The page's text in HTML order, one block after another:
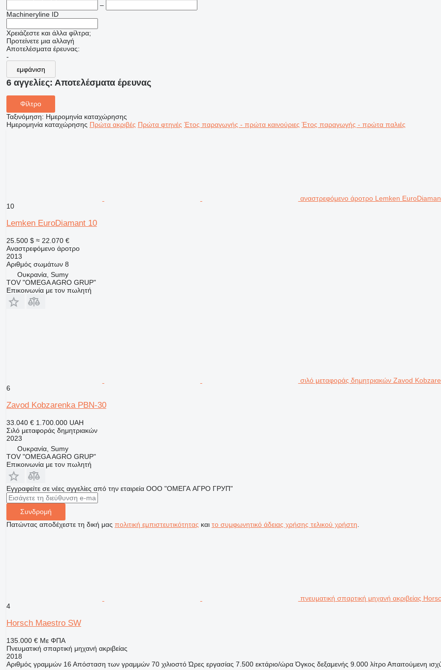
–
Machineryline ID
Χρειάζεστε και άλλα φίλτρα;
Προτείνετε μια αλλαγή
Αποτελέσματα έρευνας:
-
εμφάνιση
6 αγγελίες: Αποτελέσματα έρευνας
Φίλτρο
Ταξινόμηση: Ημερομηνία καταχώρησης
Ημερομηνία καταχώρησης Πρώτα ακριβές Πρώτα φτηνές Έτος παραγωγής - πρώτα καινούριες Έτος παραγωγής - πρώτα παλιές
αναστρεφόμενο άροτρο Lemken
10
Lemken EuroDiamant 10
25.500 $ ≈ 22.070 €
Αναστρεφόμενο άροτρο
2013
Αριθμός σωμάτων 8
Ουκρανία, Sumy
TOV "OMEGA AGRO GRUP"
Επικοινωνία με τον πωλητή
σιλό μεταφοράς δημητριακών Zavod
6
Zavod Kobzarenka PBN-30
33.040 € 1.700.000 UAH
Σιλό μεταφοράς δημητριακών
2023
Ουκρανία, Sumy
TOV "OMEGA AGRO GRUP"
Επικοινωνία με τον πωλητή
Εγγραφείτε σε νέες αγγελίες από την εταιρεία ООО "ОМЕГА АГРО ГРУП"
Συνδρομή
Πατώντας αποδέχεστε τη δική μας πολιτική εμπιστευτικότητας και το συμφωνητικό άδειας χρήσης τελικού χρήστη
πνευματική σπαρτική μηχανή ακριβείας
4
Horsch Maestro SW
135.000 € Με ΦΠΑ
Πνευματική σπαρτική μηχανή ακριβείας
2018
Αριθμός γραμμών 16 Απόσταση των γραμμών 70 χιλιοστό Ώρες εργασίας 7.500 εκτάριο/ώρα Όγκος δεξαμενής 9.000 λίτρο Απαιτούμενη